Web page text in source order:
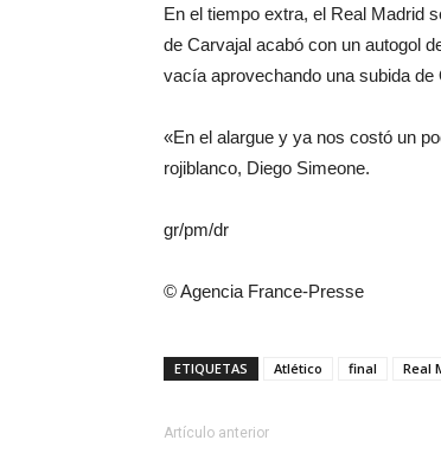
En el tiempo extra, el Real Madrid
de Carvajal acabó con un autogol
vacía aprovechando una subida de
«En el alargue y ya nos costó un
rojiblanco, Diego Simeone.
gr/pm/dr
© Agencia France-Presse
ETIQUETAS Atlético final Real
Artículo anterior